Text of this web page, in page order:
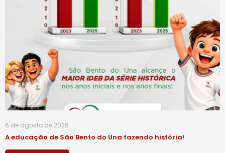
6 de agosto de 2026
A educação de São Bento do Una fazendo história!